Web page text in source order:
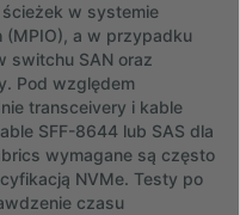
w systemie
(MPIO), a w przypadku
switchu SAN oraz
Pod względem
transceivery i kable
SFF-8644 lub SAS dla
wymagane są często
NVMe. Testy po
czasu